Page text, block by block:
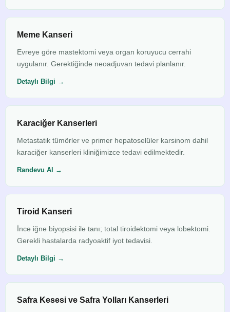
Meme Kanseri
Evreye göre mastektomi veya organ koruyucu cerrahi
uygulanır. Gerektiğinde neoadjuvan tedavi planlanır.
Detaylı Bilgi →
Karaciğer Kanserleri
Metastatik tümörler ve primer hepatoselüler karsinom dahil
karaciğer kanserleri kliniğimizce tedavi edilmektedir.
Randevu Al →
Tiroid Kanseri
İnce iğne biyopsisi ile tanı; total tiroidektomi veya lobektomi.
Gerekli hastalarda radyoaktif iyot tedavisi.
Detaylı Bilgi →
Safra Kesesi ve Safra Yolları Kanserleri